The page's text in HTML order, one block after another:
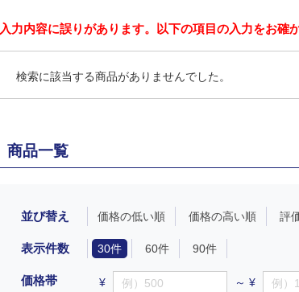
入力内容に誤りがあります。以下の項目の入力をお確
検索に該当する商品がありませんでした。
商品一覧
並び替え 価格の低い順 価格の高い順 評
表示件数 30件 60件 90件
価格帯 ¥ ～ ¥